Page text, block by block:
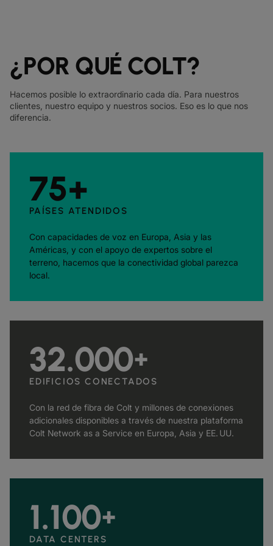
¿POR QUÉ COLT?
Hacemos posible lo extraordinario cada día. Para nuestros
clientes, nuestro equipo y nuestros socios. Eso es lo que nos
diferencia.
75+
PAÍSES ATENDIDOS
Con capacidades de voz en Europa, Asia y las
Américas, y con el apoyo de expertos sobre el
terreno, hacemos que la conectividad global parezca
local.
32.000+
EDIFICIOS CONECTADOS
Con la red de fibra de Colt y millones de conexiones
adicionales disponibles a través de nuestra plataforma
Colt Network as a Service en Europa, Asia y EE. UU.
1.100+
DATA CENTERS